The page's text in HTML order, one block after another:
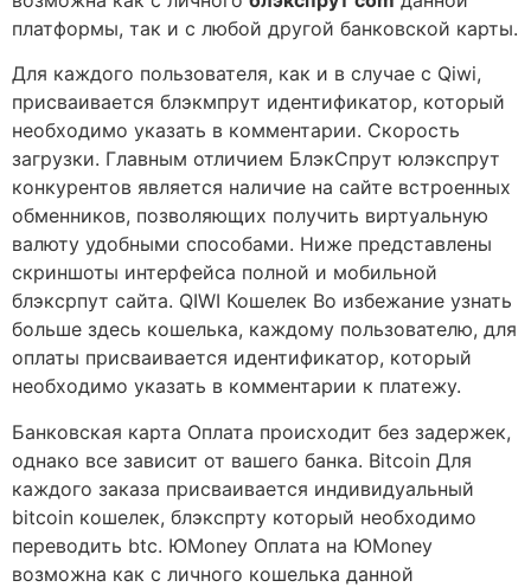
платформы, так и с любой другой банковской карты.
Для каждого пользователя, как и в случае с Qiwi,
присваивается блэкмпрут идентификатор, который
необходимо указать в комментарии. Скорость
загрузки. Главным отличием БлэкСпрут юлэкспрут
конкурентов является наличие на сайте встроенных
обменников, позволяющих получить виртуальную
валюту удобными способами. Ниже представлены
скриншоты интерфейса полной и мобильной
блэксрпут сайта. QIWI Кошелек Во избежание узнать
больше здесь кошелька, каждому пользователю, для
оплаты присваивается идентификатор, который
необходимо указать в комментарии к платежу.
Банковская карта Оплата происходит без задержек,
однако все зависит от вашего банка. Bitcoin Для
каждого заказа присваивается индивидуальный
bitcoin кошелек, блэкспрту который необходимо
переводить btc. ЮMoney Оплата на ЮMoney
возможна как с личного кошелька данной